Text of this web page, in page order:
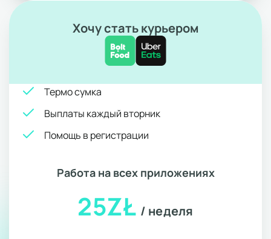
Хочу стать курьером
Термо сумка
Выплаты каждый вторник
Помощь в регистрации
Работа на всех приложениях
25ZŁ / неделя